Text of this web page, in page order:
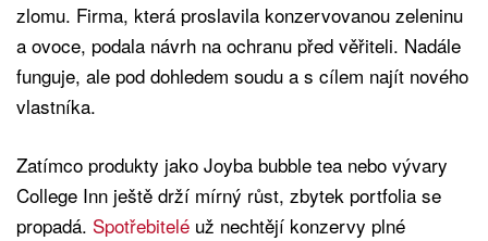
zlomu. Firma, která proslavila konzervovanou zeleninu
a ovoce, podala návrh na ochranu před věřiteli. Nadále
funguje, ale pod dohledem soudu a s cílem najít nového
vlastníka.
Zatímco produkty jako Joyba bubble tea nebo vývary
College Inn ještě drží mírný růst, zbytek portfolia se
propadá. Spotřebitelé už nechtějí konzervy plné